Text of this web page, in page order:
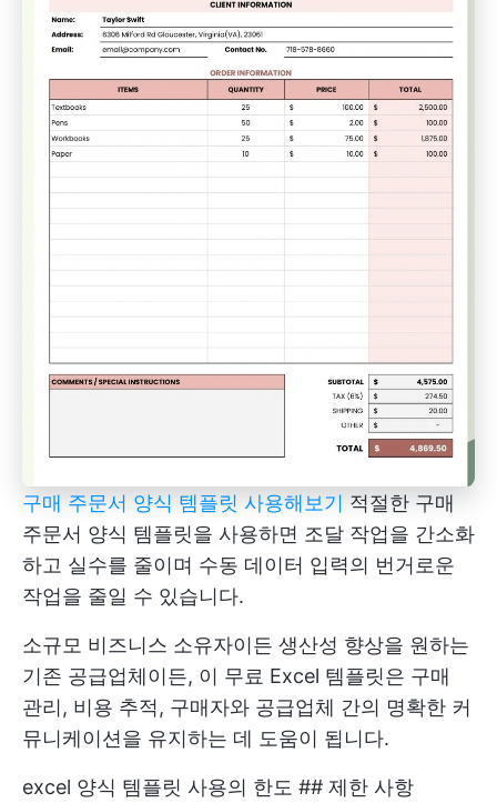
구매 주문서 양식 템플릿 사용해보기 적절한 구매
주문서 양식 템플릿을 사용하면 조달 작업을 간소화
하고 실수를 줄이며 수동 데이터 입력의 번거로운
작업을 줄일 수 있습니다.
소규모 비즈니스 소유자이든 생산성 향상을 원하는
기존 공급업체이든, 이 무료 Excel 템플릿은 구매
관리, 비용 추적, 구매자와 공급업체 간의 명확한 커
뮤니케이션을 유지하는 데 도움이 됩니다.
excel 양식 템플릿 사용의 한도 ## 제한 사항